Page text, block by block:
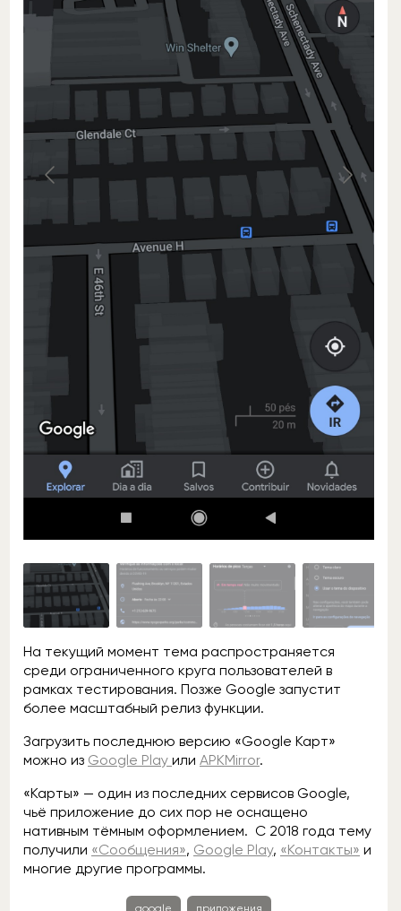
На текущий момент тема распространяется
среди ограниченного круга пользователей в
рамках тестирования. Позже Google запустит
более масштабный релиз функции.
Загрузить последнюю версию «Google Карт»
можно из Google Play или APKMirror.
«Карты» — один из последних сервисов Google,
чьё приложение до сих пор не оснащено
нативным тёмным оформлением. C 2018 года тему
получили «Сообщения», Google Play, «Контакты» и
многие другие программы.
google приложения